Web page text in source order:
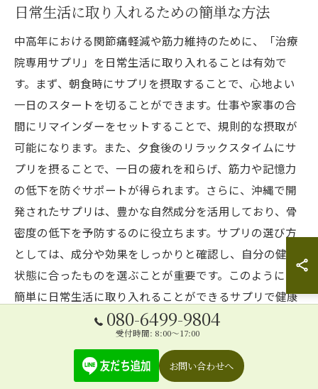
日常生活に取り入れるための簡単な方法
中高年における関節痛軽減や筋力維持のために、「治療
院専用サプリ」を日常生活に取り入れることは有効で
す。まず、朝食時にサプリを摂取することで、心地よい
一日のスタートを切ることができます。仕事や家事の合
間にリマインダーをセットすることで、規則的な摂取が
可能になります。また、夕食後のリラックスタイムにサ
プリを摂ることで、一日の疲れを和らげ、筋力や記憶力
の低下を防ぐサポートが得られます。さらに、沖縄で開
発されたサプリは、豊かな自然成分を活用しており、骨
密度の低下を予防するのに役立ちます。サプリの選び方
としては、成分や効果をしっかりと確認し、自分の健康
状態に合ったものを選ぶことが重要です。このように、
簡単に日常生活に取り入れることができるサプリで健康
を維持しましょう。
サプリの摂取スケジュールを立てる
080-6499-9804
受付時間: 8:00～17:00
お問い合わせへ